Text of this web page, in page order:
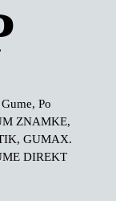
Po
ZNAMKE,
GUMAX.
DIREKT